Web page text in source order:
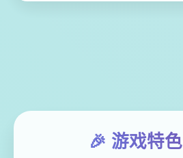
🎉 游戏特